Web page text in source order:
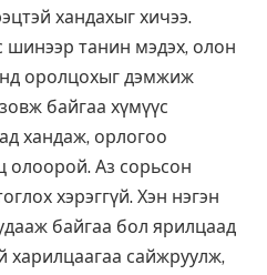
хандахыг хичээ.
шинээр танин мэдэх, олон
оролцохыг дэмжиж
байгаа хүмүүс
хандаж, орлогоо
олоорой. Аз сорьсон
хэрэггүй. Хэн нэгэн
байгаа бол ярилцаад
харилцаагаа сайжруулж,